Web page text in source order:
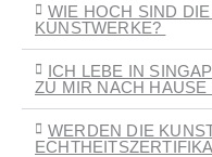
WIE HOCH SIND
KUNSTWERKE?
ICH LEBE IN
ZU MIR NACH HAUSE
WERDEN DIE